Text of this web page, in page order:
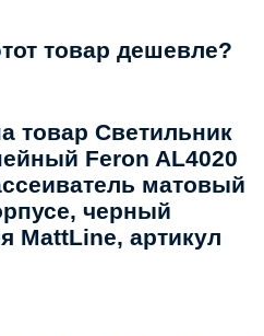
товар дешевле?
товар Светильник
Feron AL4020
матовый
черный
MattLine, артикул